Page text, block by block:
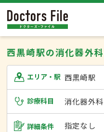
西黒崎駅の消化器外科
エリア・駅 西黒崎駅
診療科目 消化器外科
詳細条件 指定なし